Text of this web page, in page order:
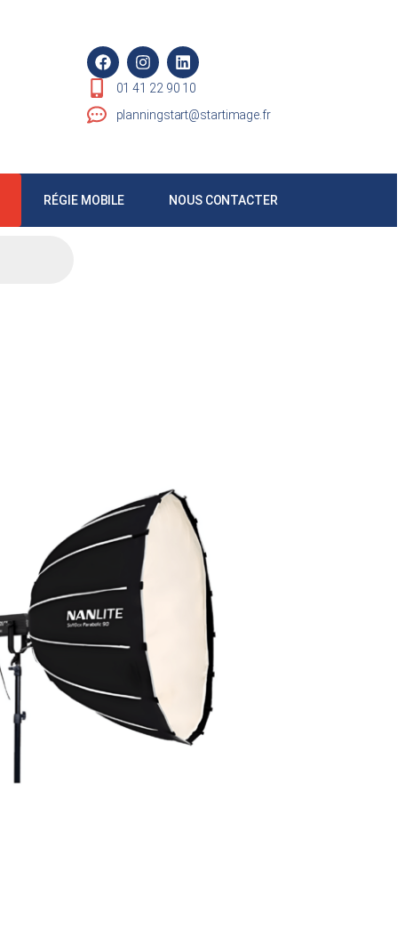
01 41 22 90 10
planningstart@startimage.fr
RÉGIE MOBILE NOUS CONTACTER